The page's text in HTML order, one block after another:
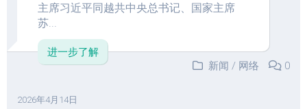
主席习近平同越共中央总书记、国家主席
苏...
进一步了解
新闻 / 网络 0
2026年4月14日